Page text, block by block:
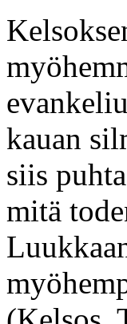
kauan
siis
mitä